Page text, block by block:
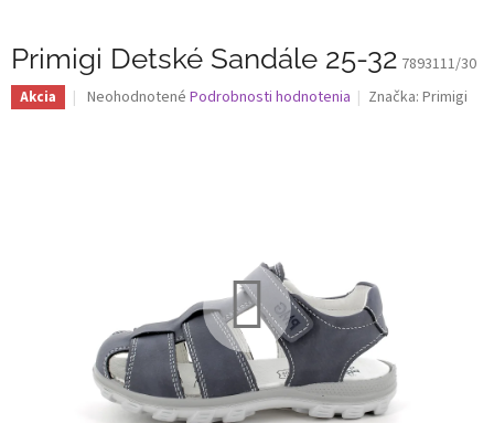
Primigi Detské Sandále 25-32 7893111/30
Akcia
Priemerné
Neohodnotené Podrobnosti hodnotenia Značka:Primigi